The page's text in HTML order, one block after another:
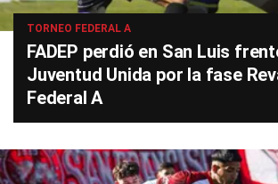
TORNEO FEDERAL A
FADEP perdió en San Luis
Juventud Unida por la fase
Federal A